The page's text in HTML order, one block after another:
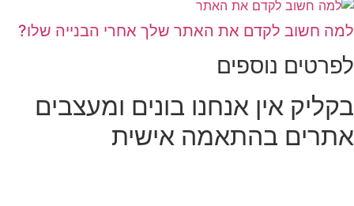
למה חשוב לקדם את האתר שלך אחרי הבנייה שלו?
לפרטים נוספים
בקליק אין אנחנו בונים ומעצבים
אתרים בהתאמה אישית